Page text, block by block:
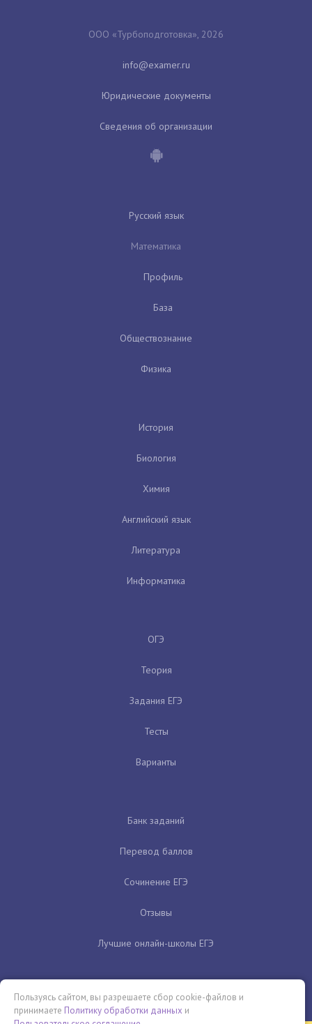
ООО «Турбоподготовка», 2026
Юридические документы
Сведения об организации
Русский язык
Математика
Профиль
База
Обществознание
Физика
История
Биология
Химия
Английский язык
Литература
Информатика
ОГЭ
Теория
Задания ЕГЭ
Тесты
Варианты
Банк заданий
Перевод баллов
Сочинение ЕГЭ
Отзывы
Лучшие онлайн-школы ЕГЭ
Пользуясь сайтом, вы разрешаете сбор cookie-файлов и
принимаете Политику обработки данных и